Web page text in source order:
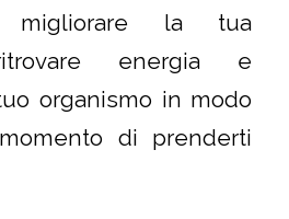
migliorare la tua
energia e
organismo in modo
di prenderti